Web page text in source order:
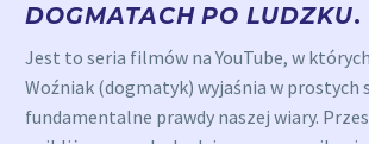
DOGMATACH PO LUDZKU.
Jest to seria filmów na YouTube, w
Woźniak (dogmatyk) wyjaśnia w prostych
fundamentalne prawdy naszej wiary.